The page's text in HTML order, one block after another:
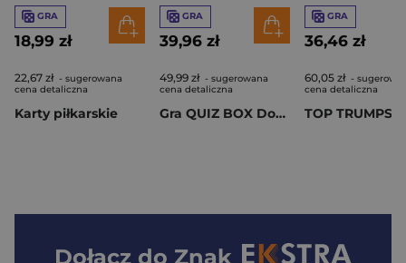
GRA
18,99 zł
22,67 zł - sugerowana
cena detaliczna
Karty piłkarskie
GRA
39,96 zł
49,99 zł - sugerowana
cena detaliczna
Gra QUIZ BOX Domówka Muzyczna Viral Hits 200 pytań
GRA
36,46 zł
60,05 zł -
cena detaliczna
Dołącz do Znak